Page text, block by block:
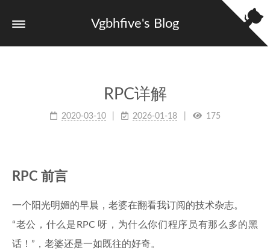
Vgbhfive's Blog
RPC详解
2020-03-10 2026-01-18 175
RPC 前言
一个阳光明媚的早晨，老婆在翻看我订阅的技术杂志。
“老公，什么是RPC 呀，为什么你们程序员有那么多的黑
话！”，老婆还是一如既往的好奇。